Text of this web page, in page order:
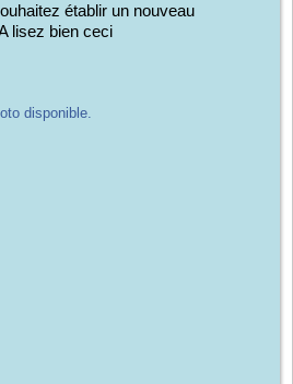
établir un nouveau
lisez bien ceci